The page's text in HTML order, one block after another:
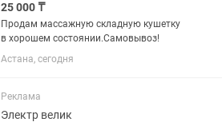
25 000 ₸
Продам массажную складную кушетку
в хорошем состоянии.Самовывоз!
Астана, сегодня
Реклама
Электр велик